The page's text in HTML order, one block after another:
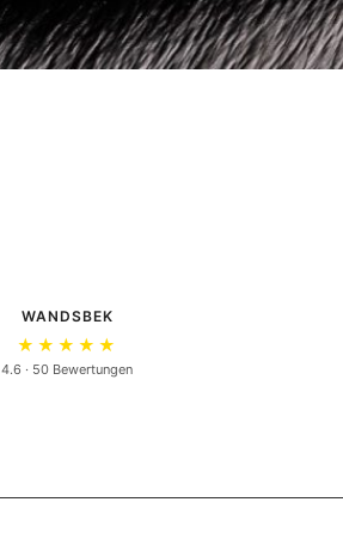
WANDSBEK
★★★★★
4.6 · 50 Bewertungen